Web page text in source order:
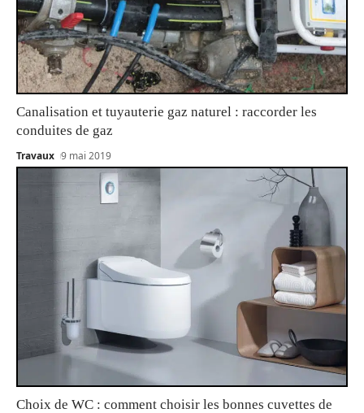
Canalisation et tuyauterie gaz naturel : raccorder les
conduites de gaz
Travaux 9 mai 2019
Choix de WC : comment choisir les bonnes cuvettes de